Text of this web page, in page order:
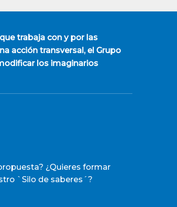
trabaja con y por las
acción transversal, el Grupo
los imaginarios
¿Quieres formar
`Silo de saberes´?